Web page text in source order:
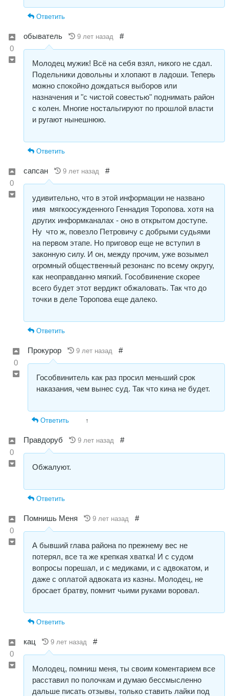
Ответить
0
обыватель 9 лет назад #
Молодец мужик! Всё на себя взял, никого не сдал.
Подельники довольны и хлопают в ладоши. Теперь
можно спокойно дождаться выборов или
назначения и "с чистой совестью" поднимать район
с колен. Многие ностальгируют по прошлой власти
и ругают нынешнюю.
Ответить
0
сапсан 9 лет назад #
удивительно, что в этой информации не названо
имя мягкоосужденного Геннадия Торопова. хотя на
других информканалах - оно в открытом доступе.
Ну что ж, повезло Петровичу с добрыми судьями
на первом этапе. Но приговор еще не вступил в
законную силу. И он, между прочим, уже возымел
огромный общественный резонанс по всему округу,
как неоправданно мягкий. Гособвинение скорее
всего будет этот вердикт обжаловать. Так что до
точки в деле Торопова еще далеко.
Ответить
0
Прокурор 9 лет назад #
Гособвинитель как раз просил меньший срок
наказания, чем вынес суд. Так что кина не будет.
Ответить ↑
0
Правдоруб 9 лет назад #
Обжалуют.
Ответить
0
Пoмнишь Меня 9 лет назад #
А бывший глава района по прежнему вес не
потерял, все та же крепкая хватка! И с судом
вопросы порешал, и с медиками, и с адвокатом, и
даже с оплатой адвоката из казны. Молодец, не
бросает братву, помнит чьими руками воровал.
Ответить
0
кац 9 лет назад #
Молодец, помниш меня, ты своим коментарием все
расставил по полочкам и думаю бессмысленно
дальше писать отзывы, только ставить лайки под